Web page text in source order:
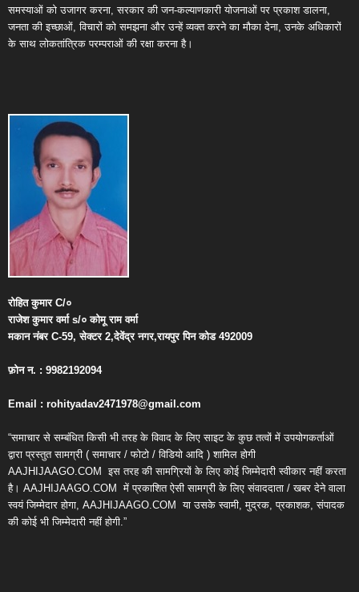
समस्याओं को उजागर करना, सरकार की जन-कल्याणकारी योजनाओं पर प्रकाश डालना,
जनता की इच्छाओं, विचारों को समझना और उन्हें व्यक्त करने का मौका देना, उनके अधिकारों
के साथ लोकतांत्रिक परम्पराओं की रक्षा करना है।
रोहित कुमारC/०
राजेश कुमार वर्माs/० कोमू राम वर्मा
मकान नंबरC-59,सेक्टर2,देवेंद्र नगर,रायपुर पिन कोड492009
फ़ोन न. : 9982192094
Email : rohityadav2471978@gmail.com
“समाचार से सम्बंधित किसी भी तरह के विवाद के लिए साइट के कुछ तत्वों में उपयोगकर्ताओं
द्वारा प्रस्तुत सामग्री ( समाचार / फोटो / विडियो आदि ) शामिल होगी
AAJHIJAAGO.COM इस तरह की सामग्रियों के लिए कोई जिम्मेदारी स्वीकार नहीं करता
है। AAJHIJAAGO.COM में प्रकाशित ऐसी सामग्री के लिए संवाददाता / खबर देने वाला
स्वयं जिम्मेदार होगा, AAJHIJAAGO.COM या उसके स्वामी, मुद्रक, प्रकाशक, संपादक
की कोई भी जिम्मेदारी नहीं होगी.”